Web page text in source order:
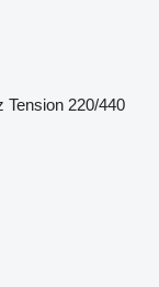
Tension 220/440